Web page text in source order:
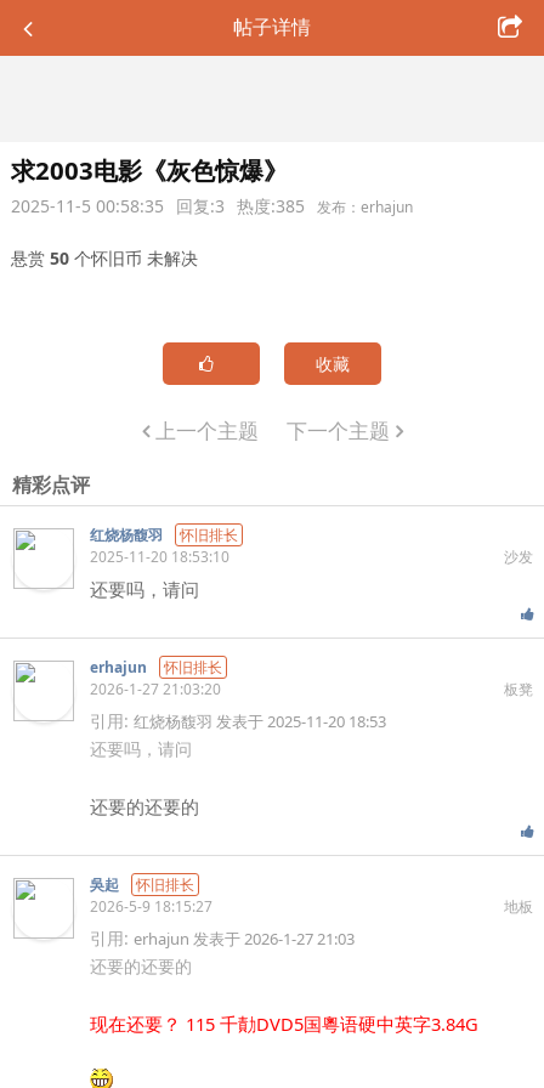
帖子详情
求2003电影《灰色惊爆》
2025-11-5 00:58:35 回复:3 热度:385 发布：erhajun
悬赏 50 个怀旧币 未解决
收藏
上一个主题 下一个主题
精彩点评
红烧杨馥羽
怀旧排长
沙发
2025-11-20 18:53:10
还要吗，请问
erhajun
怀旧排长
板凳
2026-1-27 21:03:20
引用: 红烧杨馥羽 发表于 2025-11-20 18:53
还要吗，请问
还要的还要的
吳起
怀旧排长
地板
2026-5-9 18:15:27
引用: erhajun 发表于 2026-1-27 21:03
还要的还要的
现在还要？ 115 千勣DVD5国粵语硬中英字3.84G